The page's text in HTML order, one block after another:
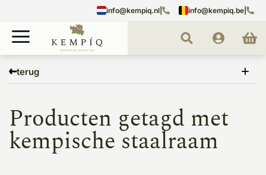
info@kempiq.nl info@kempiq.be
terug
kempische staalraam
Producten getagd met
kempische staalraam